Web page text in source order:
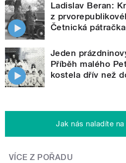
Ladislav Beran:
z
Četnická
Jeden
Příběh malého
kostela dřív než
Jak nás naladíte na
VÍCE Z POŘADU